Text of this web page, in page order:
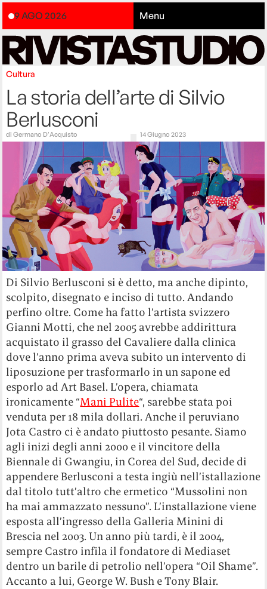
9 AGO 2026 Menu
Cultura
La storia dell’arte di Silvio
Berlusconi
diGermano D'Acquisto 14 Giugno 2023
Di Silvio Berlusconi si è detto, ma anche dipinto,
scolpito, disegnato e inciso di tutto. Andando
perfino oltre. Come ha fatto l’artista svizzero
Gianni Motti, che nel 2005 avrebbe addirittura
acquistato il grasso del Cavaliere dalla clinica
dove l’anno prima aveva subito un intervento di
liposuzione per trasformarlo in un sapone ed
esporlo ad Art Basel. L’opera, chiamata
ironicamente “Mani Pulite“, sarebbe stata poi
venduta per 18 mila dollari. Anche il peruviano
Jota Castro ci è andato piuttosto pesante. Siamo
agli inizi degli anni 2000 e il vincitore della
Biennale di Gwangiu, in Corea del Sud, decide di
appendere Berlusconi a testa ingiù nell’istallazione
dal titolo tutt’altro che ermetico “Mussolini non
ha mai ammazzato nessuno”. L’installazione viene
esposta all’ingresso della Galleria Minini di
Brescia nel 2003. Un anno più tardi, è il 2004,
sempre Castro infila il fondatore di Mediaset
dentro un barile di petrolio nell’opera “Oil Shame”.
Accanto a lui, George W. Bush e Tony Blair.